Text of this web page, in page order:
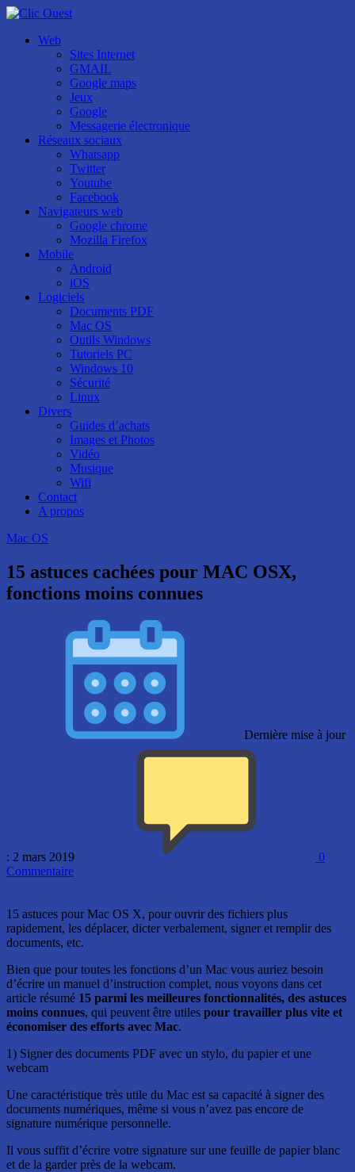
Web
Sites Internet
GMAIL
Google maps
Jeux
Google
Messagerie électronique
Réseaux sociaux
Whatsapp
Twitter
Youtube
Facebook
Navigateurs web
Google chrome
Mozilla Firefox
Mobile
Android
iOS
Logiciels
Documents PDF
Mac OS
Outils Windows
Tutoriels PC
Windows 10
Sécurité
Linux
Divers
Guides d’achats
Images et Photos
Vidéo
Musique
Wifi
Contact
A propos
Mac OS
15 astuces cachées pour MAC OSX,
fonctions moins connues
Dernière mise à jour
: 2 mars 2019
0
Commentaire
15 astuces pour Mac OS X, pour ouvrir des fichiers plus
rapidement, les déplacer, dicter verbalement, signer et remplir des
documents, etc.
Bien que pour toutes les fonctions d’un Mac vous auriez besoin
d’écrire un manuel d’instruction complet, nous voyons dans cet
article résumé 15 parmi les meilleures fonctionnalités, des astuces
moins connues, qui peuvent être utiles pour travailler plus vite et
économiser des efforts avec Mac.
1) Signer des documents PDF avec un stylo, du papier et une
webcam
Une caractéristique très utile du Mac est sa capacité à signer des
documents numériques, même si vous n’avez pas encore de
signature numérique personnelle.
Il vous suffit d’écrire votre signature sur une feuille de papier blanc
et de la garder près de la webcam.